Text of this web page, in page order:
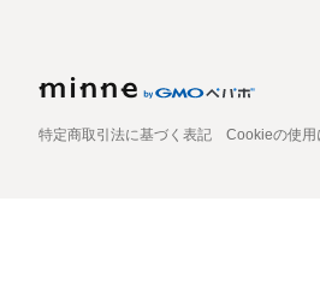
特定商取引法に基づく表記 Cookieの使用